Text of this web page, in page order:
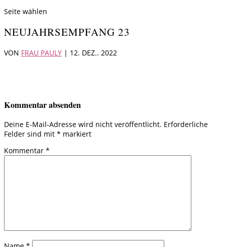
Seite wählen
NEUJAHRSEMPFANG 23
VON FRAU PAULY | 12. DEZ.. 2022
Kommentar absenden
Deine E-Mail-Adresse wird nicht veröffentlicht. Erforderliche
Felder sind mit * markiert
Kommentar *